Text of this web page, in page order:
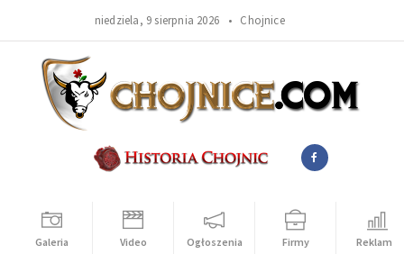
niedziela, 9 sierpnia 2026 • Chojnice
Galeria Video Ogłoszenia Firmy Reklama